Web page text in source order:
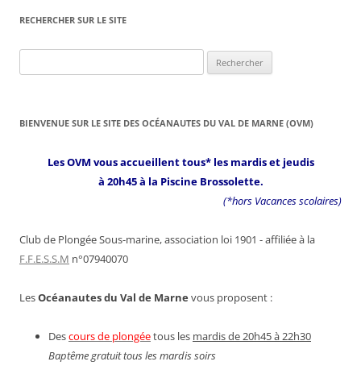
RECHERCHER SUR LE SITE
BIENVENUE SUR LE SITE DES OCÉANAUTES DU VAL DE MARNE (OVM)
Les OVM vous accueillent tous* les mardis et jeudis
à 20h45 à la Piscine Brossolette.
(*hors Vacances scolaires)
Club de Plongée Sous-marine, association loi 1901 - affiliée à la
F.F.E.S.S.M n°07940070
LesOcéanautes du Val de Marne vous proposent :
Descours de plongéetous les mardis de 20h45 à 22h30
Baptême gratuit tous les mardis soirs